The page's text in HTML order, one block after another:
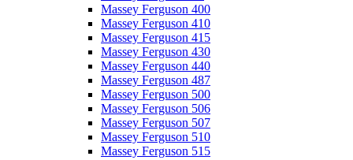
Massey Ferguson 400
Massey Ferguson 410
Massey Ferguson 415
Massey Ferguson 430
Massey Ferguson 440
Massey Ferguson 487
Massey Ferguson 500
Massey Ferguson 506
Massey Ferguson 507
Massey Ferguson 510
Massey Ferguson 515